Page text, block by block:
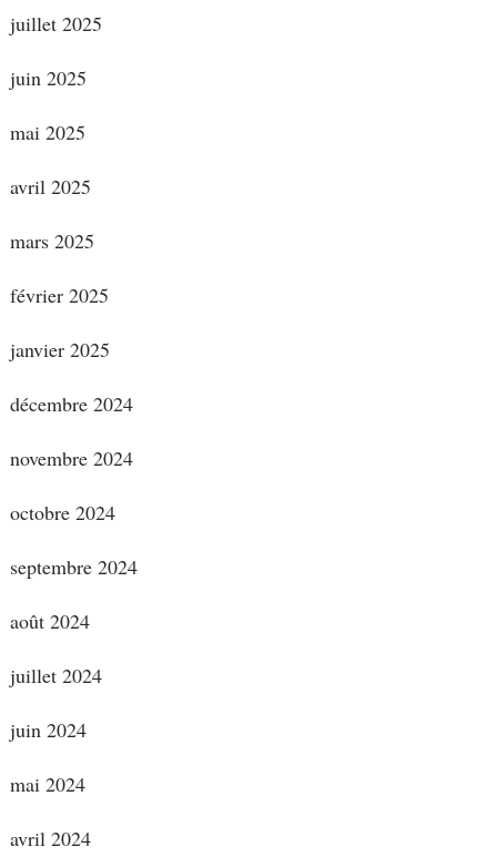
juillet 2025
juin 2025
mai 2025
avril 2025
mars 2025
février 2025
janvier 2025
décembre 2024
novembre 2024
octobre 2024
septembre 2024
août 2024
juillet 2024
juin 2024
mai 2024
avril 2024